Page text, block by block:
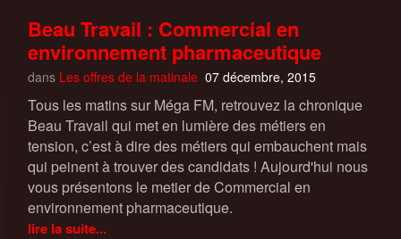
Beau Travail : Commercial en
environnement pharmaceutique
dans Les offres de la matinale 07 décembre, 2015
Tous les matins sur Méga FM, retrouvez la chronique
Beau Travail qui met en lumière des métiers en
tension, c’est à dire des métiers qui embauchent mais
qui peinent à trouver des candidats ! Aujourd'hui nous
vous présentons le metier de Commercial en
environnement pharmaceutique.
lire la suite...